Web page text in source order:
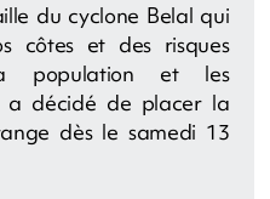
du cyclone Belal qui
côtes et des risques
population et les
a décidé de placer la
dès le samedi 13